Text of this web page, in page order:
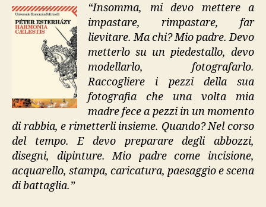
“Insomma, mi devo mettere a
impastare, rimpastare, far
lievitare. Ma chi? Mio padre. Devo
metterlo su un piedestallo, devo
modellarlo, fotografarlo.
Raccogliere i pezzi della sua
fotografia che una volta mia
madre fece a pezzi in un momento
di rabbia, e rimetterli insieme. Quando? Nel corso
del tempo. E devo preparare degli abbozzi,
disegni, dipinture. Mio padre come incisione,
acquarello, stampa, caricatura, paesaggio e scena
di battaglia.”